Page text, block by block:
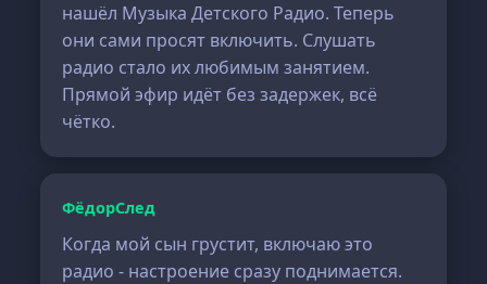
нашёл Музыка Детского Радио. Теперь
они сами просят включить. Слушать
радио стало их любимым занятием.
Прямой эфир идёт без задержек, всё
чётко.
ФёдорСлед
Когда мой сын грустит, включаю это
радио - настроение сразу поднимается.